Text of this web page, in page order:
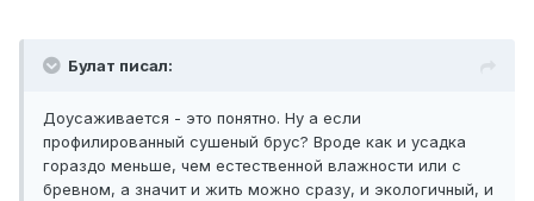
Булат писал:
Доусаживается - это понятно. Ну а если
профилированный сушеный брус? Вроде как и усадка
гораздо меньше, чем естественной влажности или с
бревном, а значит и жить можно сразу, и экологичный, и